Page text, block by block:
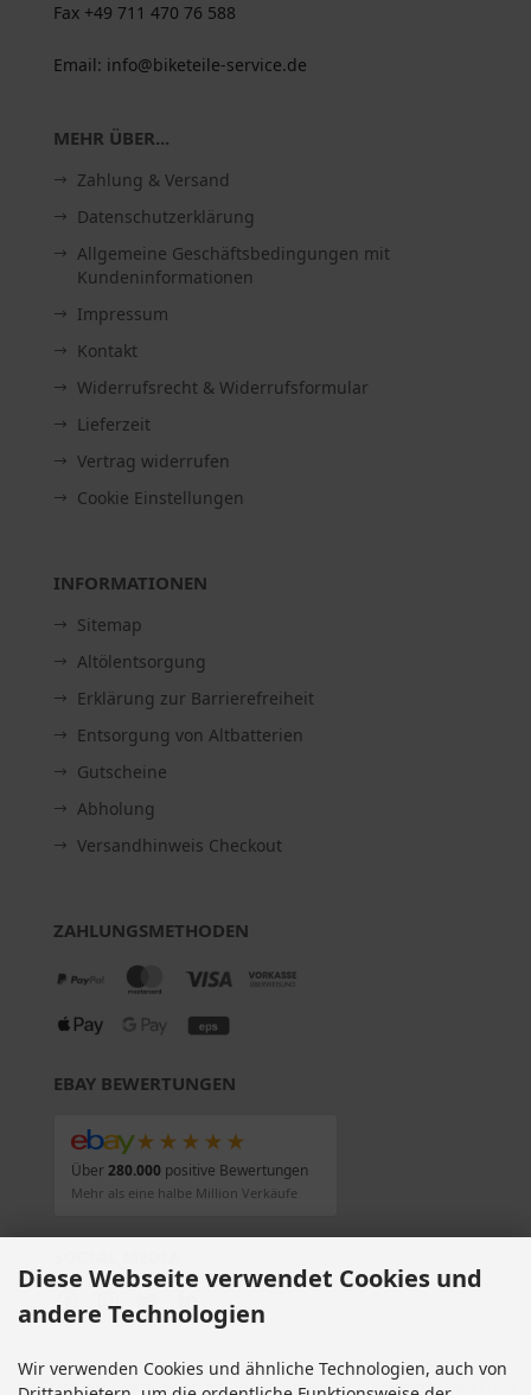
Fax +49 711 470 76 588
Email: info@biketeile-service.de
MEHR ÜBER...
Zahlung & Versand
Datenschutzerklärung
Allgemeine Geschäftsbedingungen mit
Kundeninformationen
Impressum
Kontakt
Widerrufsrecht & Widerrufsformular
Lieferzeit
Vertrag widerrufen
Cookie Einstellungen
INFORMATIONEN
Sitemap
Altölentsorgung
Erklärung zur Barrierefreiheit
Entsorgung von Altbatterien
Gutscheine
Abholung
Versandhinweis Checkout
ZAHLUNGSMETHODEN
EBAY BEWERTUNGEN
★★★★★
Über280.000positive Bewertungen
Mehr als eine halbe Million Verkäufe
Alle Preise inkl. gesetzl. MwSt. zzgl.Versandkosten . Die durchgestrichenen Preise
Diese Webseite verwendet Cookies und
andere Technologien
Wir verwenden Cookies und ähnliche Technologien, auch von